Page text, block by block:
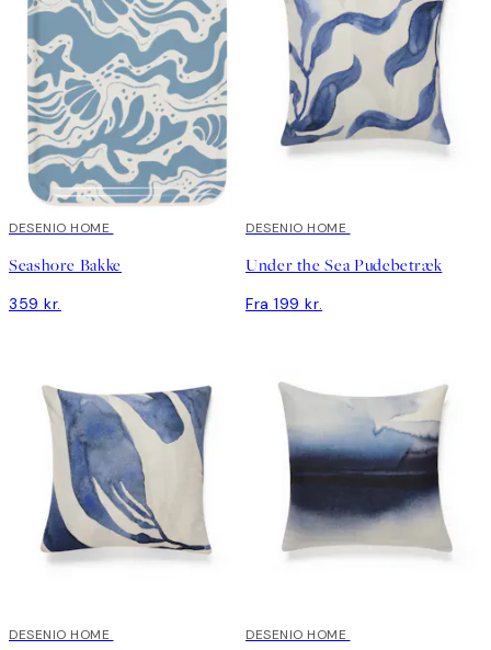
DESENIO HOME
Seashore Bakke
359 kr.
DESENIO HOME
Under the Sea Pudebetræk
Fra 199 kr.
DESENIO HOME DESENIO HOME